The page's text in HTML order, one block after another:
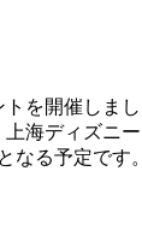
を開催しま
海ディズ
なる予定です。